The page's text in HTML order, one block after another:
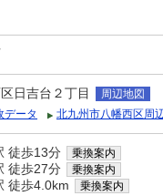
日吉台２丁目
周辺地図
データ
北九州市八幡西区周
徒歩13分 乗換案内
徒歩27分 乗換案内
徒歩4.0km 乗換案内